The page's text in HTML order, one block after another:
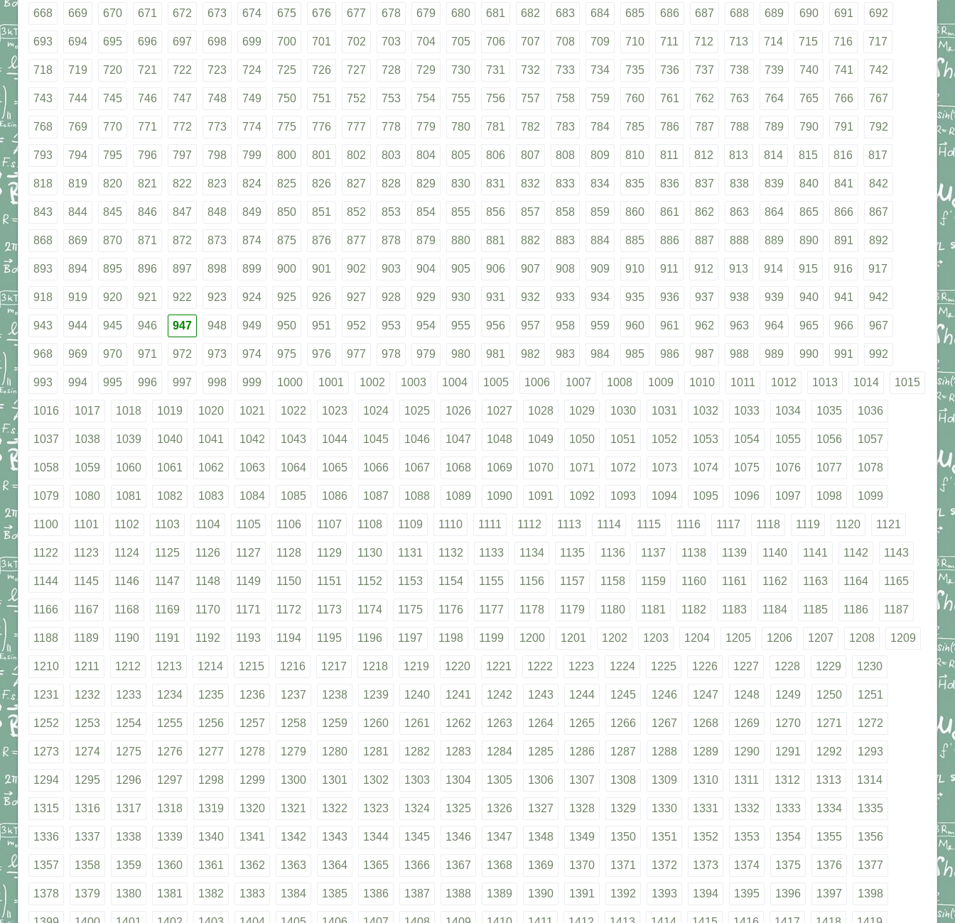
668 669 670 671 672 673 674 675 676 677 678 679 680 681 682 683 684 685 686 687 688 689 690 691 692
693 694 695 696 697 698 699 700 701 702 703 704 705 706 707 708 709 710 711 712 713 714 715 716 717
718 719 720 721 722 723 724 725 726 727 728 729 730 731 732 733 734 735 736 737 738 739 740 741 742
743 744 745 746 747 748 749 750 751 752 753 754 755 756 757 758 759 760 761 762 763 764 765 766 767
768 769 770 771 772 773 774 775 776 777 778 779 780 781 782 783 784 785 786 787 788 789 790 791 792
793 794 795 796 797 798 799 800 801 802 803 804 805 806 807 808 809 810 811 812 813 814 815 816 817
818 819 820 821 822 823 824 825 826 827 828 829 830 831 832 833 834 835 836 837 838 839 840 841 842
843 844 845 846 847 848 849 850 851 852 853 854 855 856 857 858 859 860 861 862 863 864 865 866 867
868 869 870 871 872 873 874 875 876 877 878 879 880 881 882 883 884 885 886 887 888 889 890 891 892
893 894 895 896 897 898 899 900 901 902 903 904 905 906 907 908 909 910 911 912 913 914 915 916 917
918 919 920 921 922 923 924 925 926 927 928 929 930 931 932 933 934 935 936 937 938 939 940 941 942
943 944 945 946 947 948 949 950 951 952 953 954 955 956 957 958 959 960 961 962 963 964 965 966 967
968 969 970 971 972 973 974 975 976 977 978 979 980 981 982 983 984 985 986 987 988 989 990 991 992
993 994 995 996 997 998 999 1000 1001 1002 1003 1004 1005 1006 1007 1008 1009 1010 1011 1012 1013 1014 1015
1016 1017 1018 1019 1020 1021 1022 1023 1024 1025 1026 1027 1028 1029 1030 1031 1032 1033 1034 1035 1036
1037 1038 1039 1040 1041 1042 1043 1044 1045 1046 1047 1048 1049 1050 1051 1052 1053 1054 1055 1056 1057
1058 1059 1060 1061 1062 1063 1064 1065 1066 1067 1068 1069 1070 1071 1072 1073 1074 1075 1076 1077 1078
1079 1080 1081 1082 1083 1084 1085 1086 1087 1088 1089 1090 1091 1092 1093 1094 1095 1096 1097 1098 1099
1100 1101 1102 1103 1104 1105 1106 1107 1108 1109 1110 1111 1112 1113 1114 1115 1116 1117 1118 1119 1120 1121
1122 1123 1124 1125 1126 1127 1128 1129 1130 1131 1132 1133 1134 1135 1136 1137 1138 1139 1140 1141 1142 1143
1144 1145 1146 1147 1148 1149 1150 1151 1152 1153 1154 1155 1156 1157 1158 1159 1160 1161 1162 1163 1164 1165
1166 1167 1168 1169 1170 1171 1172 1173 1174 1175 1176 1177 1178 1179 1180 1181 1182 1183 1184 1185 1186 1187
1188 1189 1190 1191 1192 1193 1194 1195 1196 1197 1198 1199 1200 1201 1202 1203 1204 1205 1206 1207 1208 1209
1210 1211 1212 1213 1214 1215 1216 1217 1218 1219 1220 1221 1222 1223 1224 1225 1226 1227 1228 1229 1230
1231 1232 1233 1234 1235 1236 1237 1238 1239 1240 1241 1242 1243 1244 1245 1246 1247 1248 1249 1250 1251
1252 1253 1254 1255 1256 1257 1258 1259 1260 1261 1262 1263 1264 1265 1266 1267 1268 1269 1270 1271 1272
1273 1274 1275 1276 1277 1278 1279 1280 1281 1282 1283 1284 1285 1286 1287 1288 1289 1290 1291 1292 1293
1294 1295 1296 1297 1298 1299 1300 1301 1302 1303 1304 1305 1306 1307 1308 1309 1310 1311 1312 1313 1314
1315 1316 1317 1318 1319 1320 1321 1322 1323 1324 1325 1326 1327 1328 1329 1330 1331 1332 1333 1334 1335
1336 1337 1338 1339 1340 1341 1342 1343 1344 1345 1346 1347 1348 1349 1350 1351 1352 1353 1354 1355 1356
1357 1358 1359 1360 1361 1362 1363 1364 1365 1366 1367 1368 1369 1370 1371 1372 1373 1374 1375 1376 1377
1378 1379 1380 1381 1382 1383 1384 1385 1386 1387 1388 1389 1390 1391 1392 1393 1394 1395 1396 1397 1398